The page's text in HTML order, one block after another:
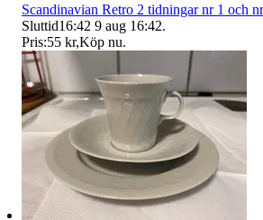
Scandinavian Retro 2 tidningar nr 1 och
Sluttid16:42 9 aug 16:42.
Pris:55 kr,Köp nu.